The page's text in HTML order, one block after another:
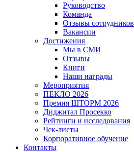
Руководство
Команда
Отзывы сотрудников
Вакансии
Достижения
Мы в СМИ
Отзывы
Книги
Наши награды
Мероприятия
ПЕКЛО 2026
Премия ШТОРМ 2026
Диджитал Просекко
Рейтинги и исследования
Чек-листы
Корпоративное обучение
Контакты